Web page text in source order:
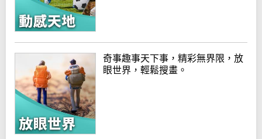
奇事趣事天下事，精彩無界限，放
眼世界，輕鬆搜畫。